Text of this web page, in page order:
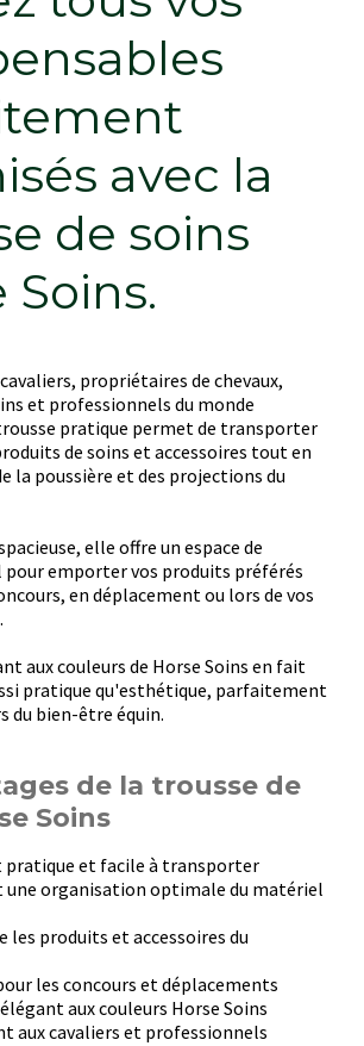
avec la
de soins
Soins.
propriétaires de chevaux,
et professionnels du monde
pratique permet de transporter
de soins et accessoires tout en
la poussière et des projections du
elle offre un espace de
emporter vos produits préférés
en déplacement ou lors de vos
aux couleurs de Horse Soins en fait
pratique qu'esthétique, parfaitement
du bien-être équin.
de la trousse de
Soins
pratique et facile à transporter
une organisation optimale du matériel
les produits et accessoires du
les concours et déplacements
aux couleurs Horse Soins
aux cavaliers et professionnels